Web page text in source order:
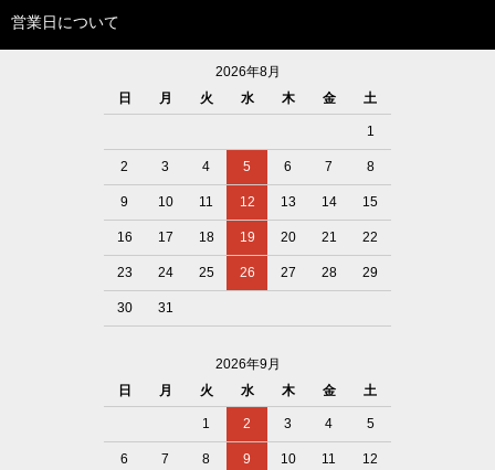
営業日について
2026年8月
日
月 火 水 木 金 土
1
2 3 4 5 6 7 8
9 10 11 12 13 14 15
16 17 18 19 20 21 22
23 24 25 26 27 28 29
30 31
2026年9月
日
月 火 水 木 金 土
1 2 3 4 5
6 7 8 9 10 11 12